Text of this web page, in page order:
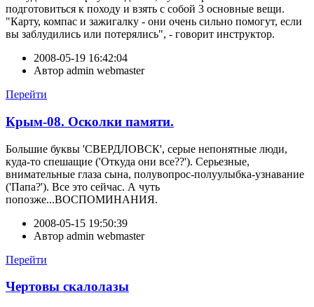
подготовиться к походу и взять с собой 3 основные вещи.
"Карту, компас и зажигалку - они очень сильно помогут, если
вы заблудились или потерялись", - говорит инструктор.
2008-05-19 16:42:04
Автор admin webmaster
Перейти
Крым-08. Осколки памяти.
Большие буквы 'СВЕРДЛОВСК', серые непонятные люди,
куда-то спешащие ('Откуда они все??'). Серьезные,
внимательные глаза сына, полувопрос-полуулыбка-узнавание
('Папа?'). Все это сейчас. А чуть
попозже...ВОСПОМИНАНИЯ.
2008-05-15 19:50:39
Автор admin webmaster
Перейти
Чертовы скалолазы